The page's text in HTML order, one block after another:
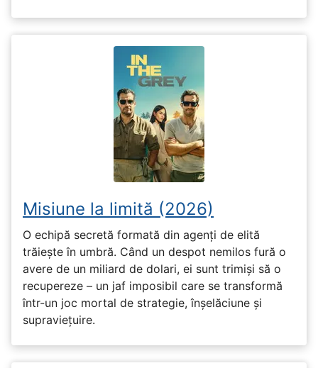
Misiune la limită (2026)
O echipă secretă formată din agenți de elită
trăiește în umbră. Când un despot nemilos fură o
avere de un miliard de dolari, ei sunt trimiși să o
recupereze – un jaf imposibil care se transformă
într-un joc mortal de strategie, înșelăciune și
supraviețuire.